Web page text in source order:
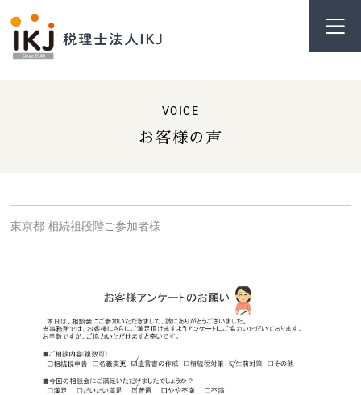
VOICE
お客様の声
東京都 相続祖段階ご参加者様